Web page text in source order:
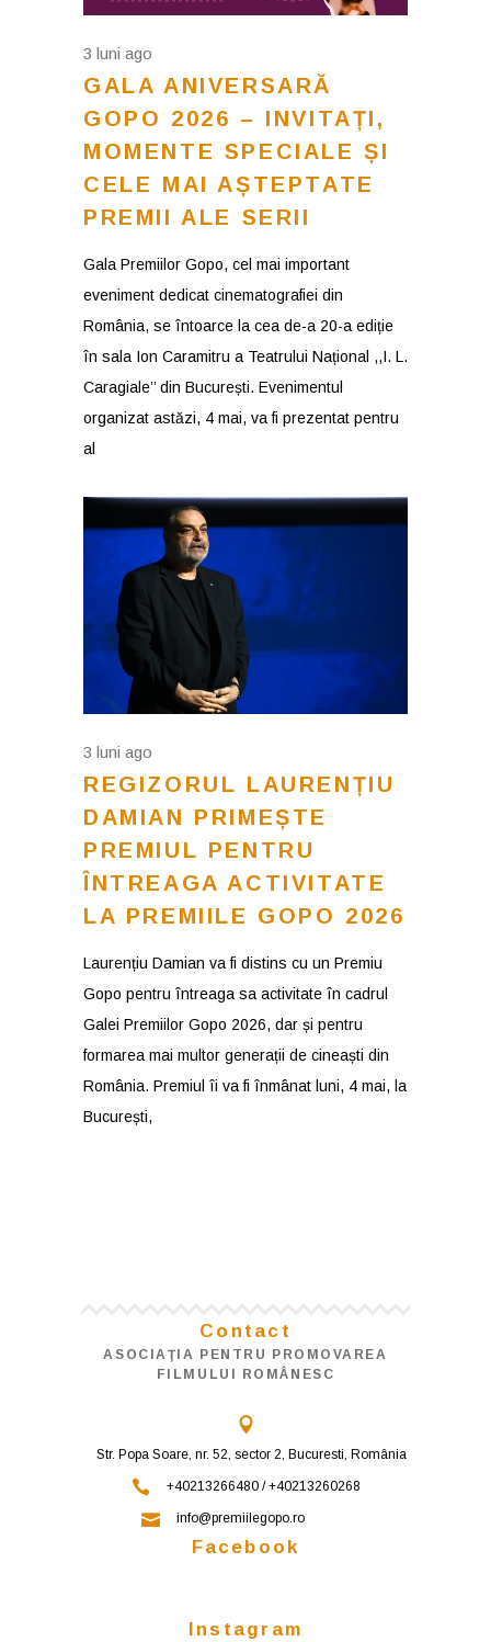
3 luni ago
GALA ANIVERSARĂ
GOPO 2026 – INVITAȚI,
MOMENTE SPECIALE ȘI
CELE MAI AȘTEPTATE
PREMII ALE SERII
Gala Premiilor Gopo, cel mai important
eveniment dedicat cinematografiei din
România, se întoarce la cea de-a 20-a ediție
în sala Ion Caramitru a Teatrului Național ,,I. L.
Caragiale’’ din București. Evenimentul
organizat astăzi, 4 mai, va fi prezentat pentru
al
3 luni ago
REGIZORUL LAURENȚIU
DAMIAN PRIMEȘTE
PREMIUL PENTRU
ÎNTREAGA ACTIVITATE
LA PREMIILE GOPO 2026
Laurențiu Damian va fi distins cu un Premiu
Gopo pentru întreaga sa activitate în cadrul
Galei Premiilor Gopo 2026, dar și pentru
formarea mai multor generații de cineaști din
România. Premiul îi va fi înmânat luni, 4 mai, la
București,
Contact
ASOCIAŢIA PENTRU PROMOVAREA
FILMULUI ROMÂNESC
Str. Popa Soare, nr. 52, sector 2, Bucuresti, România
+40213266480 / +40213260268
info@premiilegopo.ro
Facebook
Instagram